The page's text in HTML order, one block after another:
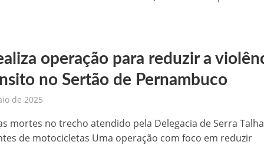
nesta terça-feira (03)
com seis minicomputadores pelo Governo do Estado
BR-407, em Petrolina
Mototaxi
operação para reduzir a
no Sertão de Pernambuco
de 2025
mortes no trecho atendido pela Delegacia de Serra
de motocicletas Uma operação com foco em reduzir